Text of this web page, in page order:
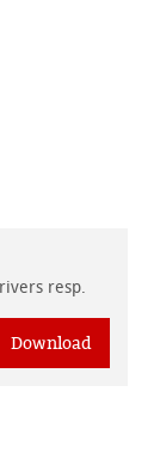
resp.
Download